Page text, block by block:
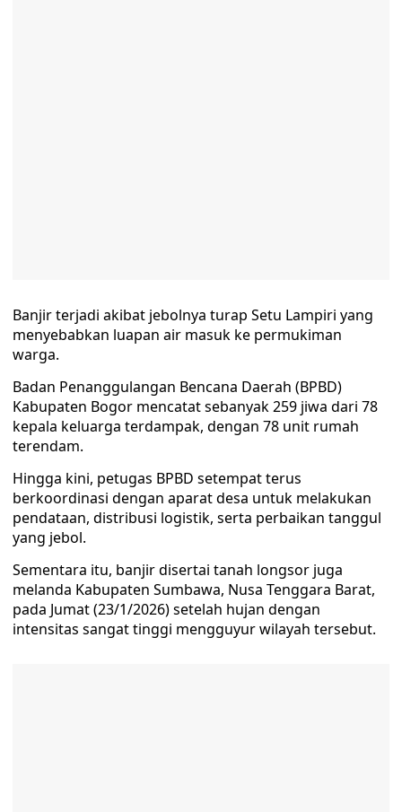
Banjir terjadi akibat jebolnya turap Setu Lampiri yang
menyebabkan luapan air masuk ke permukiman
warga.
Badan Penanggulangan Bencana Daerah (BPBD)
Kabupaten Bogor mencatat sebanyak 259 jiwa dari 78
kepala keluarga terdampak, dengan 78 unit rumah
terendam.
Hingga kini, petugas BPBD setempat terus
berkoordinasi dengan aparat desa untuk melakukan
pendataan, distribusi logistik, serta perbaikan tanggul
yang jebol.
Sementara itu, banjir disertai tanah longsor juga
melanda Kabupaten Sumbawa, Nusa Tenggara Barat,
pada Jumat (23/1/2026) setelah hujan dengan
intensitas sangat tinggi mengguyur wilayah tersebut.